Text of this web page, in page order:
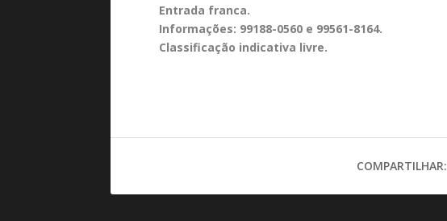
Entrada franca.
Informações: 99188-0560 e 99561-8164.
Classificação indicativa livre.
COMPARTILHAR: